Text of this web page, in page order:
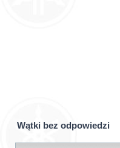
Wątki bez odpowiedzi